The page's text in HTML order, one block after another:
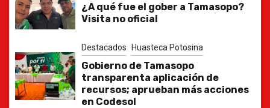
¿A qué fue el gober a Tamasopo?
Visita no oficial
Destacados Huasteca Potosina
Gobierno de Tamasopo
transparenta aplicación de
recursos; aprueban más acciones
en Codesol